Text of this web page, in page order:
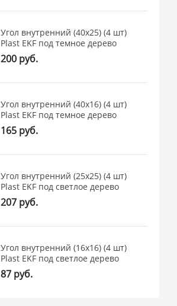
Угол внутренний (40х25) (4 шт)
Plast EKF под темное дерево
200 руб.
Угол внутренний (40х16) (4 шт)
Plast EKF под темное дерево
165 руб.
Угол внутренний (25х25) (4 шт)
Plast EKF под светлое дерево
207 руб.
Угол внутренний (16х16) (4 шт)
Plast EKF под светлое дерево
87 руб.